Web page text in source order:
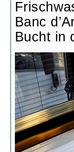
Banc
Bucht in